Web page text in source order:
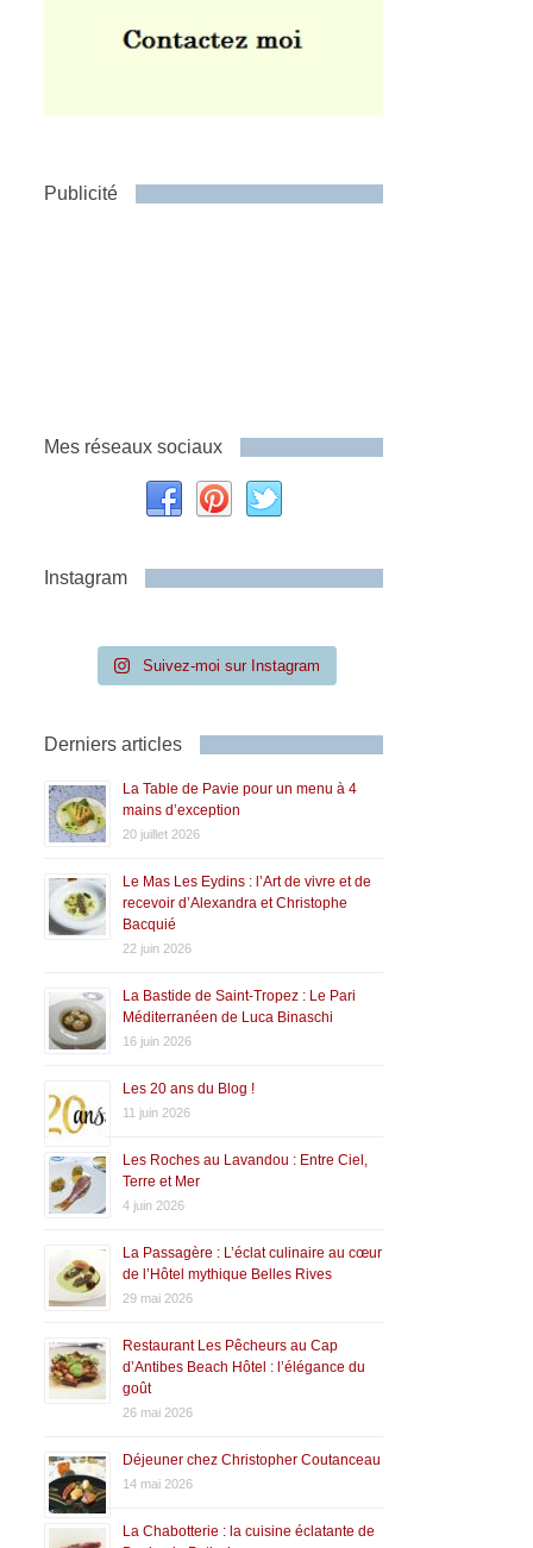
Publicité
Mes réseaux sociaux
Instagram
Suivez-moi sur Instagram
Derniers articles
La Table de Pavie pour un menu à 4
mains d’exception
20 juillet 2026
Le Mas Les Eydins : l’Art de vivre et de
recevoir d’Alexandra et Christophe
Bacquié
22 juin 2026
La Bastide de Saint-Tropez : Le Pari
Méditerranéen de Luca Binaschi
16 juin 2026
Les 20 ans du Blog !
11 juin 2026
Les Roches au Lavandou : Entre Ciel,
Terre et Mer
4 juin 2026
La Passagère : L’éclat culinaire au cœur
de l’Hôtel mythique Belles Rives
29 mai 2026
Restaurant Les Pêcheurs au Cap
d’Antibes Beach Hôtel : l’élégance du
goût
26 mai 2026
Déjeuner chez Christopher Coutanceau
14 mai 2026
La Chabotterie : la cuisine éclatante de